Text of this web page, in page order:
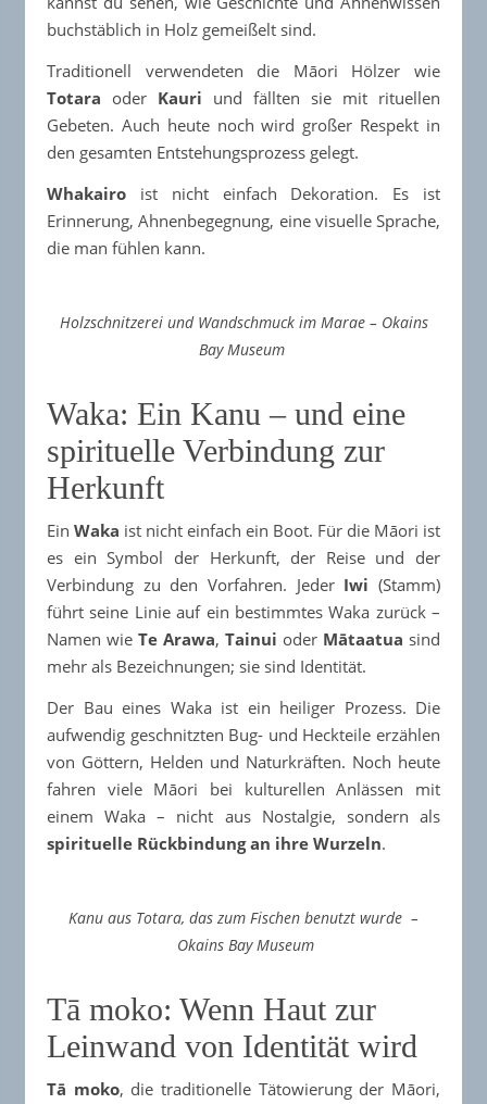
buchstäblich in Holz gemeißelt sind.
Traditionell verwendeten die Māori Hölzer wie
Totara oder Kauri und fällten sie mit rituellen
Gebeten. Auch heute noch wird großer Respekt in
den gesamten Entstehungsprozess gelegt.
Whakairo ist nicht einfach Dekoration. Es ist
Erinnerung, Ahnenbegegnung, eine visuelle Sprache,
die man fühlen kann.
Holzschnitzerei und Wandschmuck im Marae – Okains
Bay Museum
Waka: Ein Kanu – und eine
spirituelle Verbindung zur
Herkunft
Ein Waka ist nicht einfach ein Boot. Für die Māori ist
es ein Symbol der Herkunft, der Reise und der
Verbindung zu den Vorfahren. Jeder Iwi (Stamm)
führt seine Linie auf ein bestimmtes Waka zurück –
Namen wie Te Arawa, Tainui oder Mātaatua sind
mehr als Bezeichnungen; sie sind Identität.
Der Bau eines Waka ist ein heiliger Prozess. Die
aufwendig geschnitzten Bug- und Heckteile erzählen
von Göttern, Helden und Naturkräften. Noch heute
fahren viele Māori bei kulturellen Anlässen mit
einem Waka – nicht aus Nostalgie, sondern als
spirituelle Rückbindung an ihre Wurzeln.
Kanu aus Totara, das zum Fischen benutzt wurde –
Okains Bay Museum
Tā moko: Wenn Haut zur
Leinwand von Identität wird
Tā moko, die traditionelle Tätowierung der Māori,